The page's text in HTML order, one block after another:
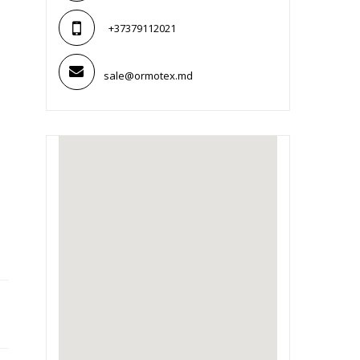
+37379112021
sale@ormotex.md